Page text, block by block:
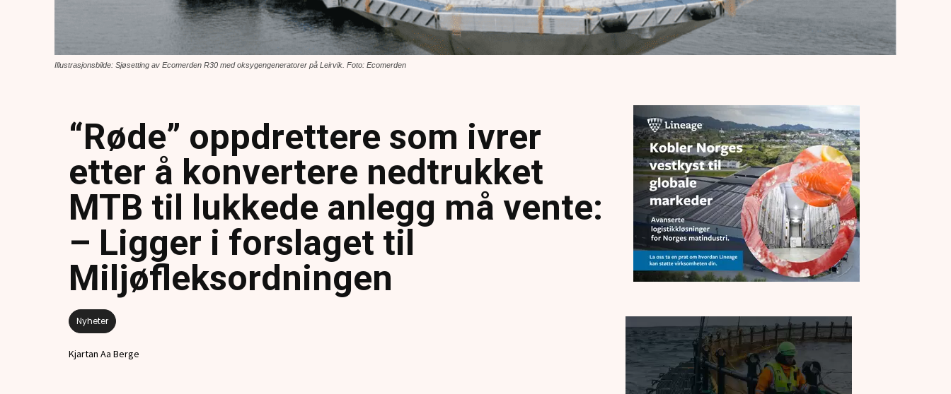
Illustrasjonsbilde: Sjøsetting av Ecomerden R30 med oksygengeneratorer på Leirvik. Foto: Ecomerden
“Røde” oppdrettere som ivrer
etter å konvertere nedtrukket
MTB til lukkede anlegg må vente:
– Ligger i forslaget til
Miljøfleksordningen
Nyheter
Kjartan Aa Berge